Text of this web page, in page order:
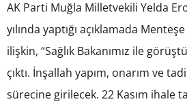
AK Parti Muğla Milletvekili Yelda
yılında yaptığı açıklamada
ilişkin, “Sağlık Bakanımız ile
çıktı. İnşallah yapım, onarım ve
sürecine girilecek. 22 Kasım ihale